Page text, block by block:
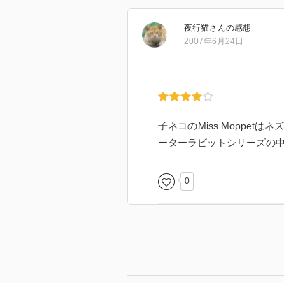
夜行猫さんの感想
2007年6月24日
子ネコのMiss Moppetはネ
ーターラビットシリーズの
0